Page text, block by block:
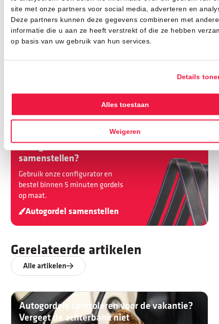
site met onze partners voor social media, adverteren en
Deze partners kunnen deze gegevens combineren met andere
informatie die u aan ze heeft verstrekt of die ze hebben
op basis van uw gebruik van hun services.
Details
Alles toestaan
Weigeren
Heb je vragen over gordels, kinderzitjes of accessoires?
Neem dan gerust contact open dan helpt ons team je
graag verder. Veiligheid is ons vak en jouw gemoedsrust
onze drijfveer!
Autogordel
samenstellen?
Gebruik onze configurator en
bestel binnen 5 minuten gordels
op maat.
Autogordel samenstellen
Gerelateerde artikelen
Alle artikelen
Autogordels controleren voor de vakantie?
Vergeet de achterbank niet